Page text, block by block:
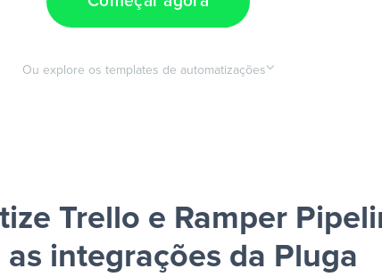
Ou explore os templates de automatizações
Trello e Ramper
as integrações da Pluga